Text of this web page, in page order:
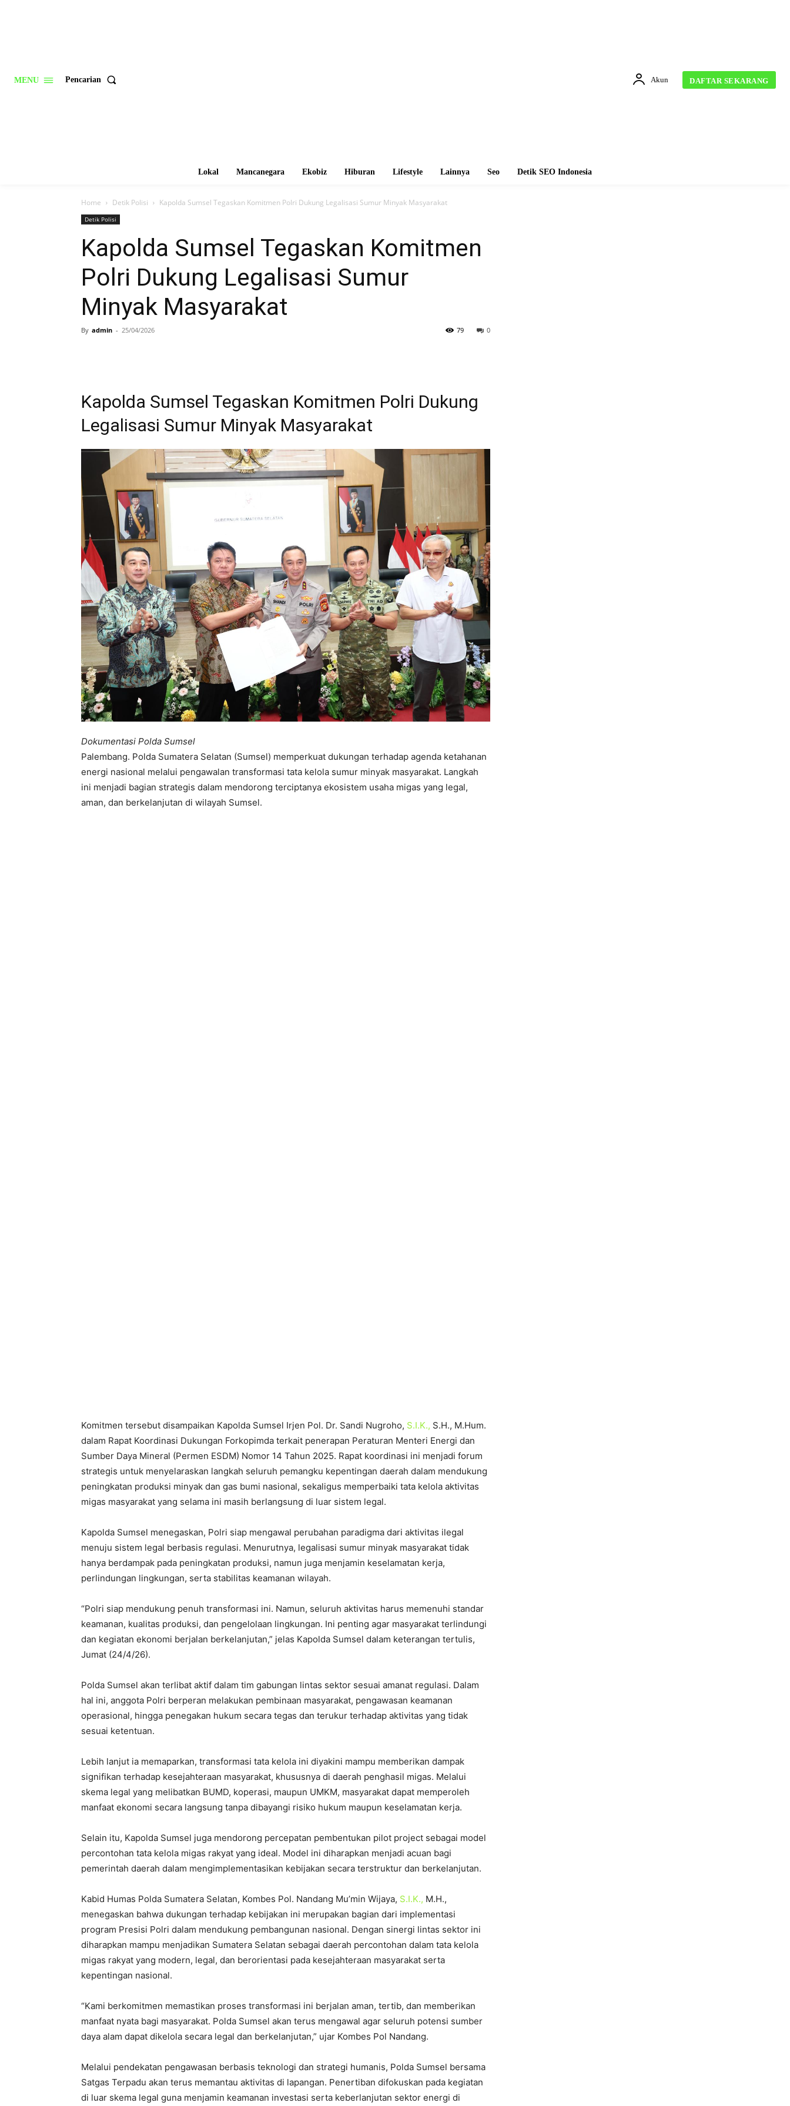
MENU Pencarian Akun DAFTAR SEKARANG
Lokal Mancanegara Ekobiz Hiburan Lifestyle Lainnya Seo Detik SEO Indonesia
Home Detik Polisi Kapolda Sumsel Tegaskan Komitmen Polri Dukung Legalisasi Sumur Minyak Masyarakat
Detik Polisi
Kapolda Sumsel Tegaskan Komitmen
Polri Dukung Legalisasi Sumur
Minyak Masyarakat
By admin - 25/04/2026 0
79
Kapolda Sumsel Tegaskan Komitmen Polri Dukung
Legalisasi Sumur Minyak Masyarakat
Dokumentasi Polda Sumsel
Palembang. Polda Sumatera Selatan (Sumsel) memperkuat dukungan terhadap agenda ketahanan
energi nasional melalui pengawalan transformasi tata kelola sumur minyak masyarakat. Langkah
ini menjadi bagian strategis dalam mendorong terciptanya ekosistem usaha migas yang legal,
aman, dan berkelanjutan di wilayah Sumsel.
Komitmen tersebut disampaikan Kapolda Sumsel Irjen Pol. Dr. Sandi Nugroho, S.I.K., S.H., M.Hum.
dalam Rapat Koordinasi Dukungan Forkopimda terkait penerapan Peraturan Menteri Energi dan
Sumber Daya Mineral (Permen ESDM) Nomor 14 Tahun 2025. Rapat koordinasi ini menjadi forum
strategis untuk menyelaraskan langkah seluruh pemangku kepentingan daerah dalam mendukung
peningkatan produksi minyak dan gas bumi nasional, sekaligus memperbaiki tata kelola aktivitas
migas masyarakat yang selama ini masih berlangsung di luar sistem legal.
Kapolda Sumsel menegaskan, Polri siap mengawal perubahan paradigma dari aktivitas ilegal
menuju sistem legal berbasis regulasi. Menurutnya, legalisasi sumur minyak masyarakat tidak
hanya berdampak pada peningkatan produksi, namun juga menjamin keselamatan kerja,
perlindungan lingkungan, serta stabilitas keamanan wilayah.
“Polri siap mendukung penuh transformasi ini. Namun, seluruh aktivitas harus memenuhi standar
keamanan, kualitas produksi, dan pengelolaan lingkungan. Ini penting agar masyarakat terlindungi
dan kegiatan ekonomi berjalan berkelanjutan,” jelas Kapolda Sumsel dalam keterangan tertulis,
Jumat (24/4/26).
Polda Sumsel akan terlibat aktif dalam tim gabungan lintas sektor sesuai amanat regulasi. Dalam
hal ini, anggota Polri berperan melakukan pembinaan masyarakat, pengawasan keamanan
operasional, hingga penegakan hukum secara tegas dan terukur terhadap aktivitas yang tidak
sesuai ketentuan.
Lebih lanjut ia memaparkan, transformasi tata kelola ini diyakini mampu memberikan dampak
signifikan terhadap kesejahteraan masyarakat, khususnya di daerah penghasil migas. Melalui
skema legal yang melibatkan BUMD, koperasi, maupun UMKM, masyarakat dapat memperoleh
manfaat ekonomi secara langsung tanpa dibayangi risiko hukum maupun keselamatan kerja.
Selain itu, Kapolda Sumsel juga mendorong percepatan pembentukan pilot project sebagai model
percontohan tata kelola migas rakyat yang ideal. Model ini diharapkan menjadi acuan bagi
pemerintah daerah dalam mengimplementasikan kebijakan secara terstruktur dan berkelanjutan.
Kabid Humas Polda Sumatera Selatan, Kombes Pol. Nandang Mu’min Wijaya, S.I.K., M.H.,
menegaskan bahwa dukungan terhadap kebijakan ini merupakan bagian dari implementasi
program Presisi Polri dalam mendukung pembangunan nasional. Dengan sinergi lintas sektor ini
diharapkan mampu menjadikan Sumatera Selatan sebagai daerah percontohan dalam tata kelola
migas rakyat yang modern, legal, dan berorientasi pada kesejahteraan masyarakat serta
kepentingan nasional.
“Kami berkomitmen memastikan proses transformasi ini berjalan aman, tertib, dan memberikan
manfaat nyata bagi masyarakat. Polda Sumsel akan terus mengawal agar seluruh potensi sumber
daya alam dapat dikelola secara legal dan berkelanjutan,” ujar Kombes Pol Nandang.
Melalui pendekatan pengawasan berbasis teknologi dan strategi humanis, Polda Sumsel bersama
Satgas Terpadu akan terus memantau aktivitas di lapangan. Penertiban difokuskan pada kegiatan
di luar skema legal guna menjamin keamanan investasi serta keberlanjutan sektor energi di